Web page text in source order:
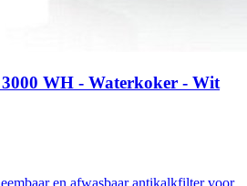
WH - Waterkoker - Wit